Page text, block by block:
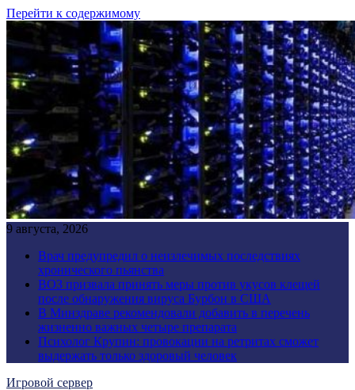
Перейти к содержимому
9 августа, 2026
Врач предупредил о неизлечимых последствиях
хронического пьянства
ВОЗ призвала принять меры против укусов клещей
после обнаружения вируса Бурбон в США
В Минздраве рекомендовали добавить в перечень
жизненно важных четыре препарата
Психолог Крупин: провокации на ретритах сможет
выдержать только здоровый человек
Игровой сервер